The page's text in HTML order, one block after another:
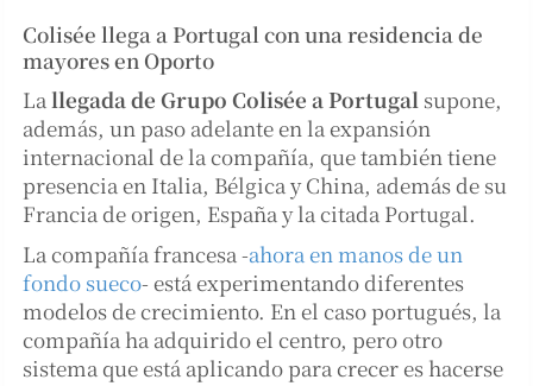
Colisée llega a Portugal con una residencia de
mayores en Oporto
Lallegada de Grupo Colisée a Portugal supone,
además, un paso adelante en la expansión
internacional de la compañía, que también tiene
presencia en Italia, Bélgica y China, además de su
Francia de origen, España y la citada Portugal.
La compañía francesa -ahora en manos de un
fondo sueco- está experimentando diferentes
modelos de crecimiento. En el caso portugués, la
compañía ha adquirido el centro, pero otro
sistema que está aplicando para crecer es hacerse